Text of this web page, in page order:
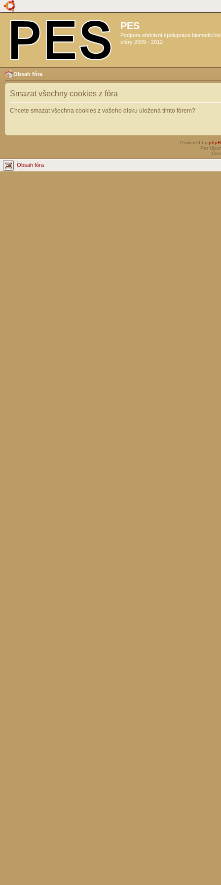
PES
Podpora efektivní spolupráce
sféry 2009 - 2012
Obsah fóra
Smazat všechny cookies z fóra
Chcete smazat všechna cookies z vašeho disku uložená tímto fórem?
Powered by
Pro
Obsah fóra